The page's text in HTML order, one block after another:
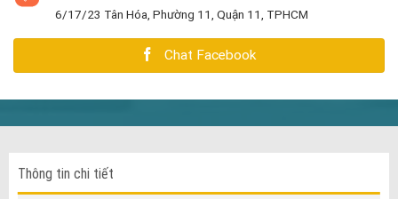
6/17/23 Tân Hóa, Phường 11, Quận 11, TPHCM
Chat Facebook
Thông tin chi tiết